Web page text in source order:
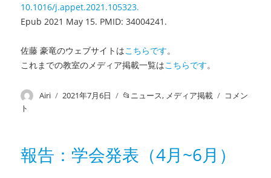
10.1016/j.appet.2021.105323.
Epub 2021 May 15. PMID: 34004241.
佐藤 豪竜のウェブサイトはこちらです。
これまでの教室のメディア掲載一覧はこちらです。
投
Airi
投
2021年7月6日
カ
ー
ニュース, メディア掲載
メ
載：
コメン
ト
報告：学会発表（4月~6月）